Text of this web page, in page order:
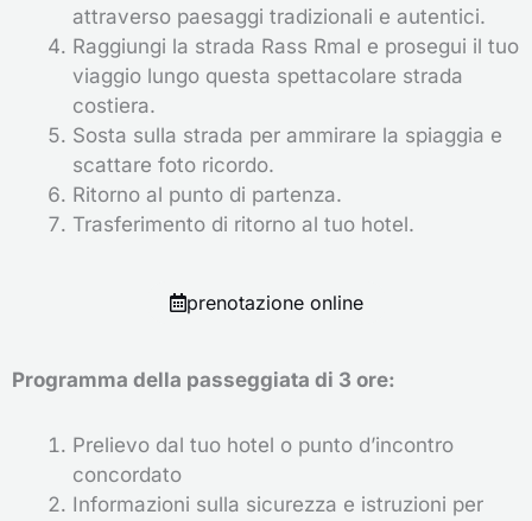
attraverso paesaggi tradizionali e autentici.
Raggiungi la strada Rass Rmal e prosegui il tuo
viaggio lungo questa spettacolare strada
costiera.
Sosta sulla strada per ammirare la spiaggia e
scattare foto ricordo.
Ritorno al punto di partenza.
Trasferimento di ritorno al tuo hotel.
prenotazione online
Programma della passeggiata di 3 ore:
Prelievo dal tuo hotel o punto d’incontro
concordato
Informazioni sulla sicurezza e istruzioni per